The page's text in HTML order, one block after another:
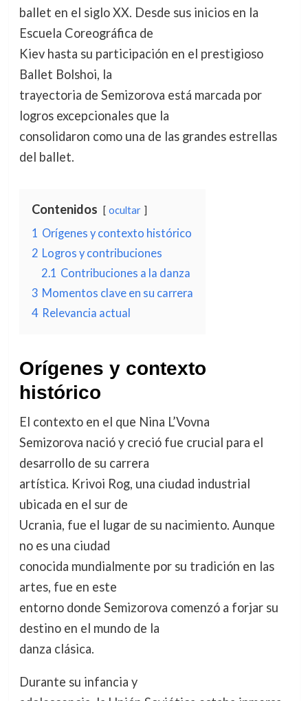
ballet en el siglo XX. Desde sus inicios en la
Escuela Coreográfica de
Kiev hasta su participación en el prestigioso
Ballet Bolshoi, la
trayectoria de Semizorova está marcada por
logros excepcionales que la
consolidaron como una de las grandes estrellas
del ballet.
Contenidos ocultar
1 Orígenes y contexto histórico
2 Logros y contribuciones
2.1 Contribuciones a la danza
3 Momentos clave en su carrera
4 Relevancia actual
Orígenes y contexto
histórico
El contexto en el que Nina L’Vovna
Semizorova nació y creció fue crucial para el
desarrollo de su carrera
artística. Krivoi Rog, una ciudad industrial
ubicada en el sur de
Ucrania, fue el lugar de su nacimiento. Aunque
no es una ciudad
conocida mundialmente por su tradición en las
artes, fue en este
entorno donde Semizorova comenzó a forjar su
destino en el mundo de la
danza clásica.
Durante su infancia y